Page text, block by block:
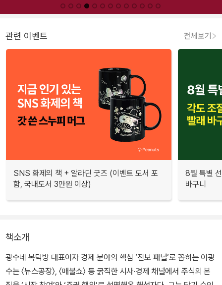
관련 이벤트 전체보기
SNS 화제의 책 + 알라딘 굿즈 (이벤트 도서 포
함, 국내도서 3만원 이상)
8월 특별
바구니
책소개
광수네 복덕방 대표이자 경제 분야의 핵심 ‘진보 패널’로 꼽히는 이광
수는 〈뉴스공장〉, 〈매불쇼〉 등 굵직한 시사·경제 채널에서 주식의 본